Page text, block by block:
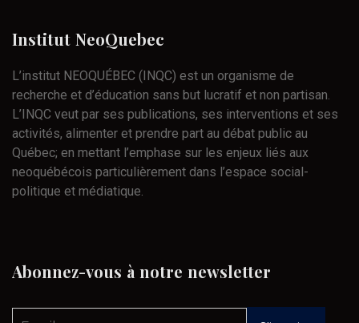
Institut NeoQuebec
L’institut NEOQUÉBEC (INQC) est un organisme de
recherche et d’éducation sans but lucratif et non partisan.
L’INQC veut par ses publications, ses interventions et ses
activités, alimenter et prendre part au débat public au
Québec; en mettant l’emphase sur les enjeux liés aux
neoquébécois particulièrement dans l’espace social-
politique et médiatique.
Abonnez-vous à notre newsletter